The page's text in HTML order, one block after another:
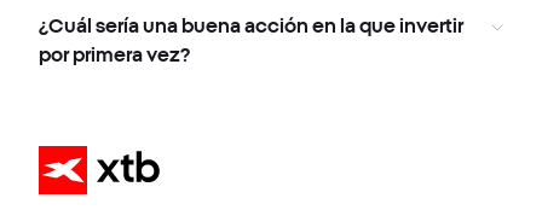
¿Cuál sería una buena acción en la que invertir
por primera vez?